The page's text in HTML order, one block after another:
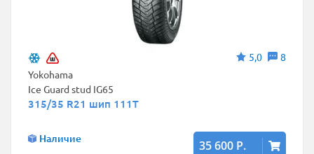
5,0
8
Yokohama
Ice Guard stud IG65
315/35 R21 шип 111T
Наличие 35 600 Р.